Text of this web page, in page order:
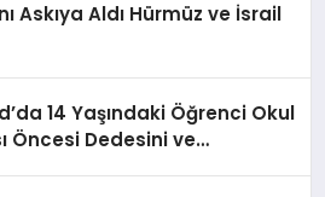
Askıya Aldı Hürmüz ve İsrail
14 Yaşındaki Öğrenci Okul
Öncesi Dedesini ve